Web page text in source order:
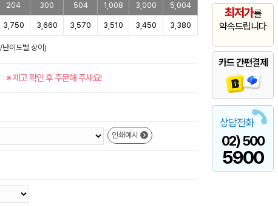
최저가를
약속드립니다
카드 간편결제
상담전화
02) 500
5900
204 300 504 1,008 3,000 5,004
3,750 3,660 3,570 3,510 3,450 3,380
이도별 상이)
※ 재고 확인 후 주문해 주세요!
인쇄예시